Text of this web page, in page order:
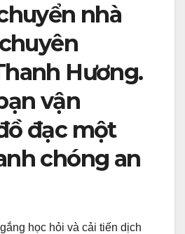
nhà
Hương.
vận
đạc một
chóng an
học hỏi và cải tiến dịch